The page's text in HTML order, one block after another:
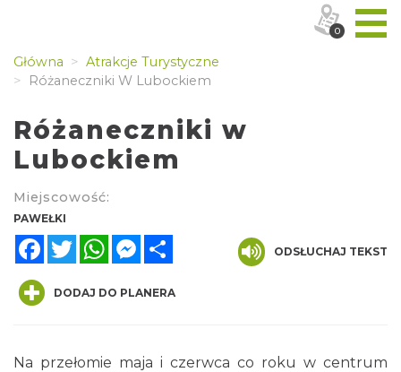
Główna
Atrakcje Turystyczne
Różaneczniki W Lubockiem
Różaneczniki w
Lubockiem
Miejscowość:
PAWEŁKI
FacebookTwitterWhatsAppMessenger
ODSŁUCHAJ TEKST
DODAJ DO PLANERA
Na przełomie maja i czerwca co roku w centrum
0